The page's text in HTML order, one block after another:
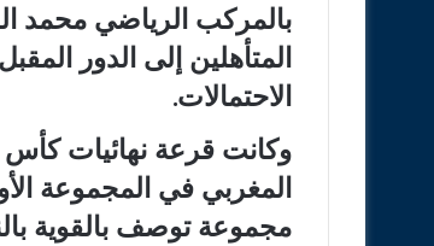
بالمركب الرياضي محمد
المتأهلين إلى الدور
الاحتمالات.
المغربي في المجموعة
مجموعة توصف بالقوية